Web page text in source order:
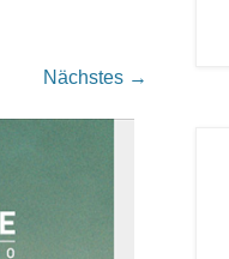
Nächstes →